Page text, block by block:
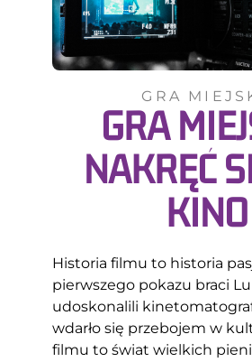
GRA
GRA
NAKRĘĆ
KINO
Historia filmu to historia
pierwszego pokazu braci
udoskonalili
wdarło się przebojem w
filmu to świat wielkich